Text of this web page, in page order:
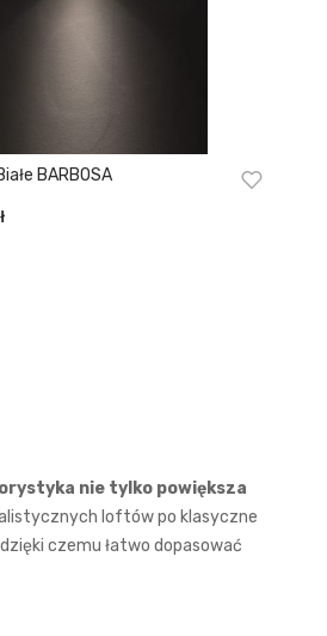
nie tylko powiększa
loftów po klasyczne
czemu łatwo dopasować
BARBOSA